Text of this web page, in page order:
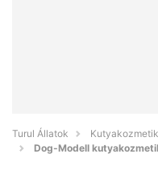
Turul Állatok
Dog-Modell